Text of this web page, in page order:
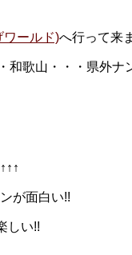
ワールド)へ行って来
歌山・・・県外ナ
が面白い!!
しい!!